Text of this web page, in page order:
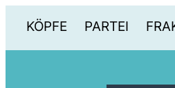
KÖPFE PARTEI